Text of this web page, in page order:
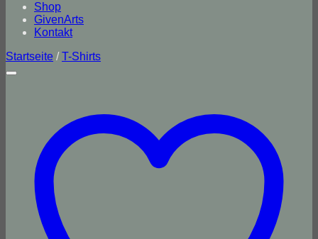
Shop
GivenArts
Kontakt
Startseite / T-Shirts